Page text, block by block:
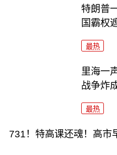
特朗普
国霸权
最热
里海一
战争炸
最热
731！特高课还魂！高市